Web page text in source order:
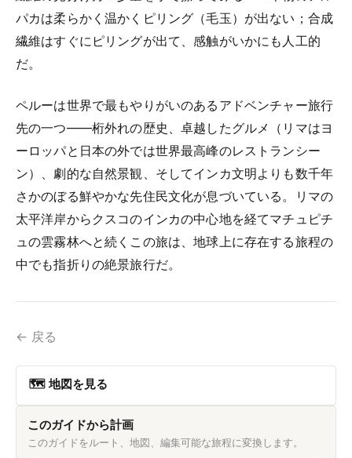
パカは柔らかく温かくピリング（毛玉）が出ない；合成
繊維はすぐにピリングが出て、感触がいかにも人工的
だ。
ペルーは世界で最もやりがいのあるアドベンチャー旅行
先の一つ——桁外れの歴史、卓越したグルメ（リマはヨ
ーロッパと日本の外では世界最高峰のレストランシー
ン）、劇的な自然景観、そしてインカ文明よりも数千年
さかのぼる鮮やかな先住民文化が息づいている。リマの
太平洋岸からクスコのインカの中心地を経てマチュピチ
ュの雲霧林へと続くこの旅は、地球上に存在する旅程の
中でも指折りの絶景旅行だ。
← 戻る
🗺 地図を見る
このガイドから計画
このガイドをルート、地図、編集可能な旅程に変換します。